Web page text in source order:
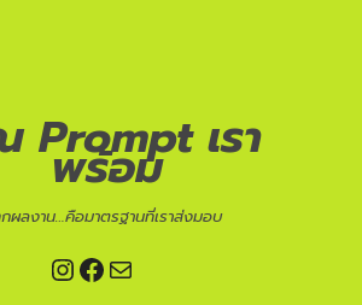
Prompt เรา
พร้อม
ผลงาน…คือมาตรฐานที่เราส่งมอบ
Instagram
Facebook
Mail